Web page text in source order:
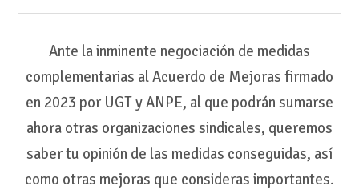
Ante la inminente negociación de medidas
complementarias al Acuerdo de Mejoras firmado
en 2023 por UGT y ANPE, al que podrán sumarse
ahora otras organizaciones sindicales, queremos
saber tu opinión de las medidas conseguidas, así
como otras mejoras que consideras importantes.